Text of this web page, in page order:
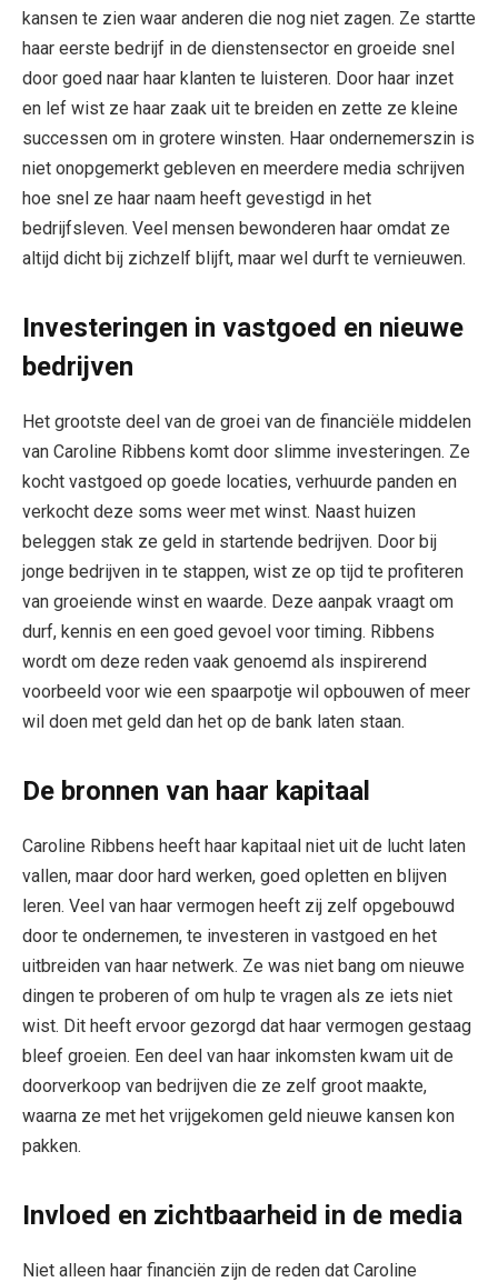
kansen te zien waar anderen die nog niet zagen. Ze startte
haar eerste bedrijf in de dienstensector en groeide snel
door goed naar haar klanten te luisteren. Door haar inzet
en lef wist ze haar zaak uit te breiden en zette ze kleine
successen om in grotere winsten. Haar ondernemerszin is
niet onopgemerkt gebleven en meerdere media schrijven
hoe snel ze haar naam heeft gevestigd in het
bedrijfsleven. Veel mensen bewonderen haar omdat ze
altijd dicht bij zichzelf blijft, maar wel durft te vernieuwen.
Investeringen in vastgoed en nieuwe
bedrijven
Het grootste deel van de groei van de financiële middelen
van Caroline Ribbens komt door slimme investeringen. Ze
kocht vastgoed op goede locaties, verhuurde panden en
verkocht deze soms weer met winst. Naast huizen
beleggen stak ze geld in startende bedrijven. Door bij
jonge bedrijven in te stappen, wist ze op tijd te profiteren
van groeiende winst en waarde. Deze aanpak vraagt om
durf, kennis en een goed gevoel voor timing. Ribbens
wordt om deze reden vaak genoemd als inspirerend
voorbeeld voor wie een spaarpotje wil opbouwen of meer
wil doen met geld dan het op de bank laten staan.
De bronnen van haar kapitaal
Caroline Ribbens heeft haar kapitaal niet uit de lucht laten
vallen, maar door hard werken, goed opletten en blijven
leren. Veel van haar vermogen heeft zij zelf opgebouwd
door te ondernemen, te investeren in vastgoed en het
uitbreiden van haar netwerk. Ze was niet bang om nieuwe
dingen te proberen of om hulp te vragen als ze iets niet
wist. Dit heeft ervoor gezorgd dat haar vermogen gestaag
bleef groeien. Een deel van haar inkomsten kwam uit de
doorverkoop van bedrijven die ze zelf groot maakte,
waarna ze met het vrijgekomen geld nieuwe kansen kon
pakken.
Invloed en zichtbaarheid in de media
Niet alleen haar financiën zijn de reden dat Caroline